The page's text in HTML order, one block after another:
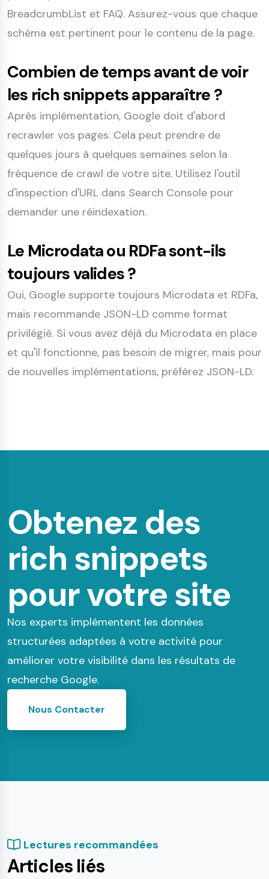
BreadcrumbList et FAQ. Assurez-vous que chaque
schéma est pertinent pour le contenu de la page.
Combien de temps avant de voir
les rich snippets apparaître ?
Après implémentation, Google doit d'abord
recrawler vos pages. Cela peut prendre de
quelques jours à quelques semaines selon la
fréquence de crawl de votre site. Utilisez l'outil
d'inspection d'URL dans Search Console pour
demander une réindexation.
Le Microdata ou RDFa sont-ils
toujours valides ?
Oui, Google supporte toujours Microdata et RDFa,
mais recommande JSON-LD comme format
privilégié. Si vous avez déjà du Microdata en place
et qu'il fonctionne, pas besoin de migrer, mais pour
de nouvelles implémentations, préférez JSON-LD.
Obtenez des
rich snippets
pour votre site
Nos experts implémentent les données
structurées adaptées à votre activité pour
améliorer votre visibilité dans les résultats de
recherche Google.
Nous Contacter
Lectures recommandées
Articles liés